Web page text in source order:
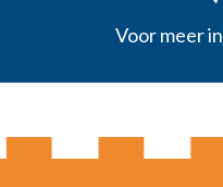
Voor meer